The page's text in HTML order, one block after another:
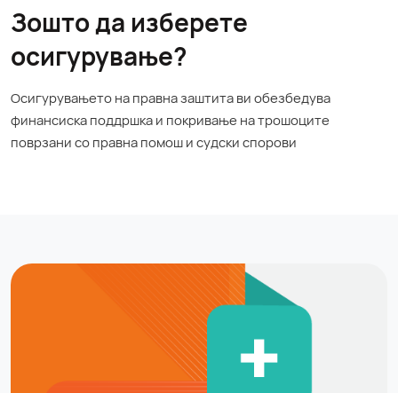
Зошто да изберете
осигурување?
Осигурувањето на правна заштита ви обезбедува
финансиска поддршка и покривање на трошоците
поврзани со правна помош и судски спорови